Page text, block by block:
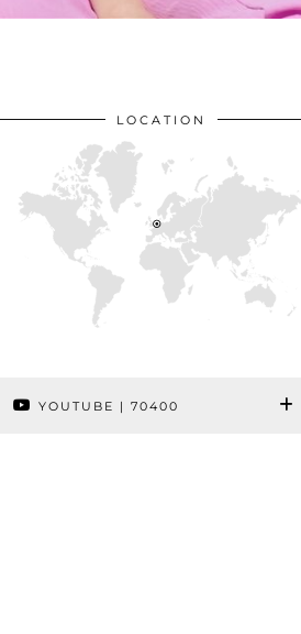
LOCATION
YOUTUBE | 70400